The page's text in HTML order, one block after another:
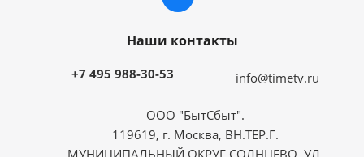
Наши контакты
+7 495 988-30-53 info@timetv.ru
ООО "БытСбыт".
119619, г. Москва, ВН.ТЕР.Г.
МУНИЦИПАЛЬНЫЙ ОКРУГ СОЛНЦЕВО, УЛ.